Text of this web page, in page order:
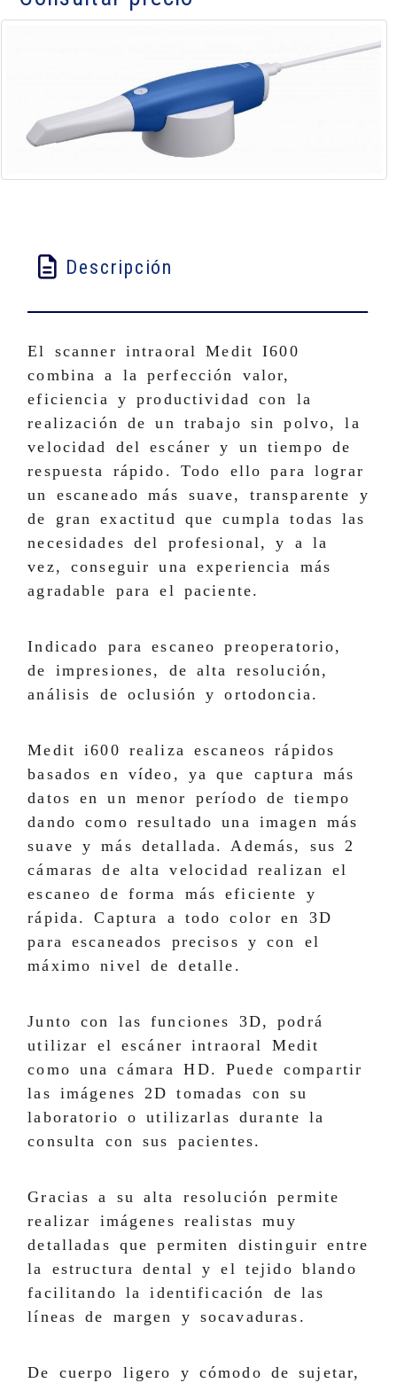
Descripción
El scanner intraoral Medit I600
combina a la perfección valor,
eficiencia y productividad con la
realización de un trabajo sin polvo, la
velocidad del escáner y un tiempo de
respuesta rápido. Todo ello para lograr
un escaneado más suave, transparente y
de gran exactitud que cumpla todas las
necesidades del profesional, y a la
vez, conseguir una experiencia más
agradable para el paciente.
Indicado para escaneo preoperatorio,
de impresiones, de alta resolución,
análisis de oclusión y ortodoncia.
Medit i600 realiza escaneos rápidos
basados en vídeo, ya que captura más
datos en un menor período de tiempo
dando como resultado una imagen más
suave y más detallada. Además, sus 2
cámaras de alta velocidad realizan el
escaneo de forma más eficiente y
rápida. Captura a todo color en 3D
para escaneados precisos y con el
máximo nivel de detalle.
Junto con las funciones 3D, podrá
utilizar el escáner intraoral Medit
como una cámara HD. Puede compartir
las imágenes 2D tomadas con su
laboratorio o utilizarlas durante la
consulta con sus pacientes.
Gracias a su alta resolución permite
realizar imágenes realistas muy
detalladas que permiten distinguir entre
la estructura dental y el tejido blando
facilitando la identificación de las
líneas de margen y socavaduras.
De cuerpo ligero y cómodo de sujetar,